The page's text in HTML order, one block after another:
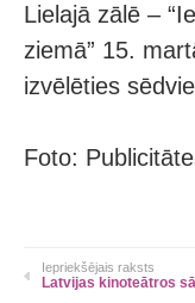
Lielajā zālē –
ziemā” 15.
izvēlēties
Foto:
Iepriekšējais raksts
Latvijas kinoteātros